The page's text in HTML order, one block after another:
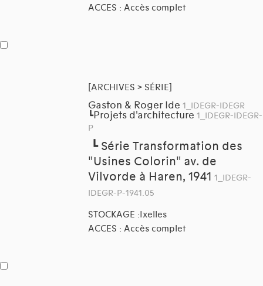
ACCES : Accès complet
[ARCHIVES > SÉRIE]
Gaston & Roger Ide 1_IDEGR-IDEGR
┗Projets d'architecture 1_IDEGR-IDEGR-
P
┗ Série Transformation des
"Usines Colorin" av. de
Vilvorde à Haren, 1941 1_IDEGR-
IDEGR-P-1941.05
STOCKAGE :Ixelles
ACCES : Accès complet